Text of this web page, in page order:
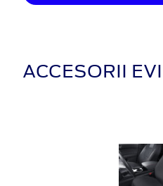
ACCESORII